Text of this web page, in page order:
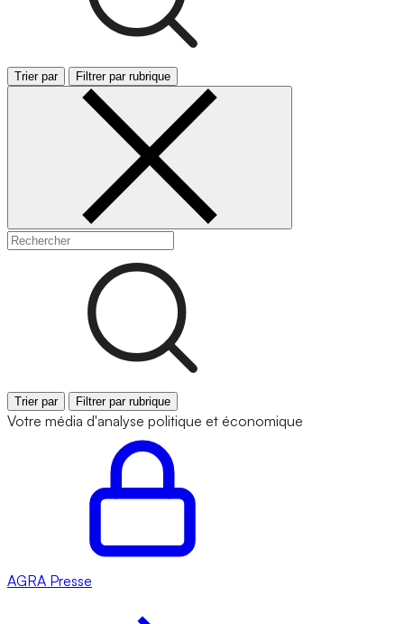
Trier par Filtrer par rubrique
Trier par Filtrer par rubrique
Votre média d'analyse politique et économique
AGRA Presse